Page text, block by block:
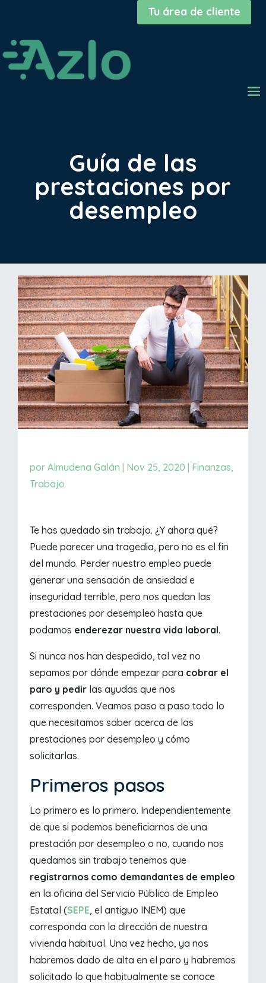
Tu área de cliente
Guía de las
prestaciones por
desempleo
porAlmudena Galán | Nov 25, 2020 | Finanzas
Trabajo
Te has quedado sin trabajo. ¿Y ahora qué?
Puede parecer una tragedia, pero no es el fin
del mundo. Perder nuestro empleo puede
generar una sensación de ansiedad e
inseguridad terrible, pero nos quedan las
prestaciones por desempleo hasta que
podamos enderezar nuestra vida laboral.
Si nunca nos han despedido, tal vez no
sepamos por dónde empezar para cobrar el
paro y pedir las ayudas que nos
corresponden. Veamos paso a paso todo lo
que necesitamos saber acerca de las
prestaciones por desempleo y cómo
solicitarlas.
Primeros pasos
Lo primero es lo primero. Independientemente
de que si podemos beneficiarnos de una
prestación por desempleo o no, cuando nos
quedamos sin trabajo tenemos que
registrarnos como demandantes de empleo
en la oficina del Servicio Público de Empleo
Estatal (SEPE, el antiguo INEM) que
corresponda con la dirección de nuestra
vivienda habitual. Una vez hecho, ya nos
habremos dado de alta en el paro y habremos
solicitado lo que habitualmente se conoce